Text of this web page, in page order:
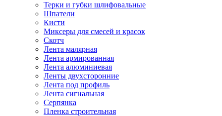
Терки и губки шлифовальные
Шпатели
Кисти
Миксеры для смесей и красок
Скотч
Лента малярная
Лента армированная
Лента алюминиевая
Ленты двухсторонние
Лента под профиль
Лента сигнальная
Серпянка
Пленка строительная